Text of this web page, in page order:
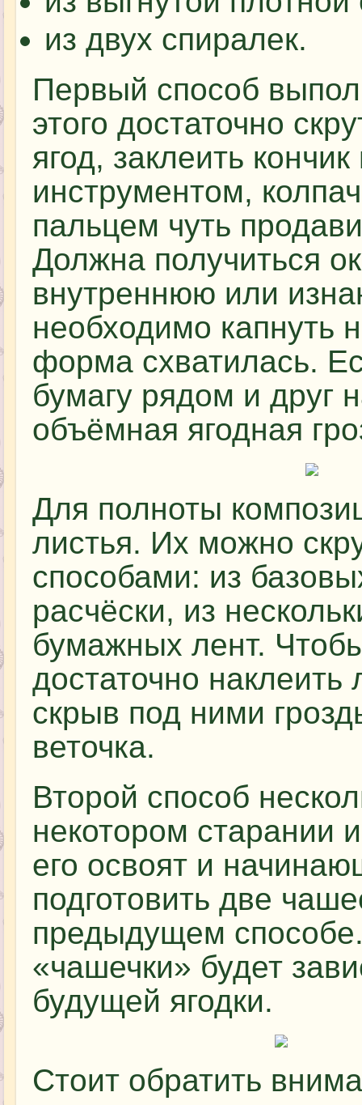
из двух спиралек.
Первый способ
этого достаточно
ягод, заклеить
инструментом,
пальцем чуть
Должна получиться
внутреннюю или
необходимо капнуть
форма схватилась.
бумагу рядом и друг
объёмная ягодная
Для полноты
листья. Их можно
способами: из
расчёски, из
бумажных лент.
достаточно наклеить
скрыв под ними
веточка.
Второй способ
некотором старании
его освоят и
подготовить две
предыдущем
«чашечки» будет
будущей ягодки.
Стоит обратить